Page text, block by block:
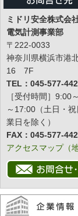
ミドリ安全株式会
電気計測事業部
〒222-0033
神奈川県横浜市港
16 7F
TEL：045-577-
［受付時間］9:00
～17:00（土日・
業日を除く）
FAX：045-577-
アクセスマップ（地